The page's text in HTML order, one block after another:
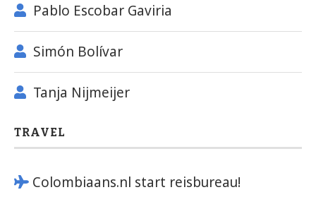
Pablo Escobar Gaviria
Simón Bolívar
Tanja Nijmeijer
TRAVEL
Colombiaans.nl start reisbureau!